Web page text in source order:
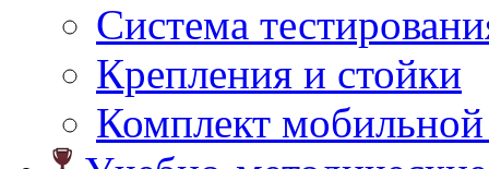
Система
Крепления и стойки
Комплект